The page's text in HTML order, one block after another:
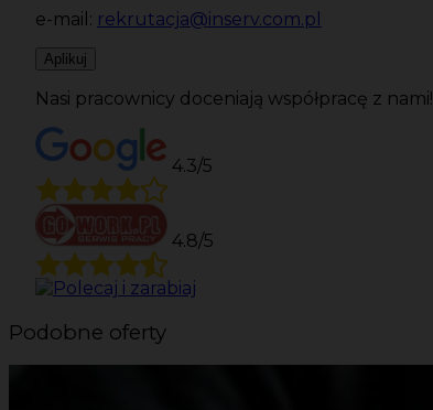
e-mail: rekrutacja@inserv.com.pl
Aplikuj
Nasi pracownicy doceniają współpracę z nami!
4.3/5
4.8/5
Podobne oferty